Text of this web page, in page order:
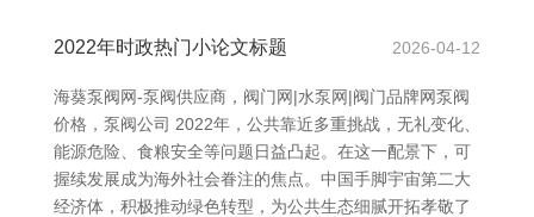
2022年时政热门小论文标题 2026-04-12
海葵泵阀网-泵阀供应商，阀门网|水泵网|阀门品牌网泵阀
价格，泵阀公司 2022年，公共靠近多重挑战，无礼变化、
能源危险、食粮安全等问题日益凸起。在这一配景下，可
握续发展成为海外社会眷注的焦点。中国手脚宇宙第二大
经济体，积极推动绿色转型，为公共生态细腻开拓孝敬了